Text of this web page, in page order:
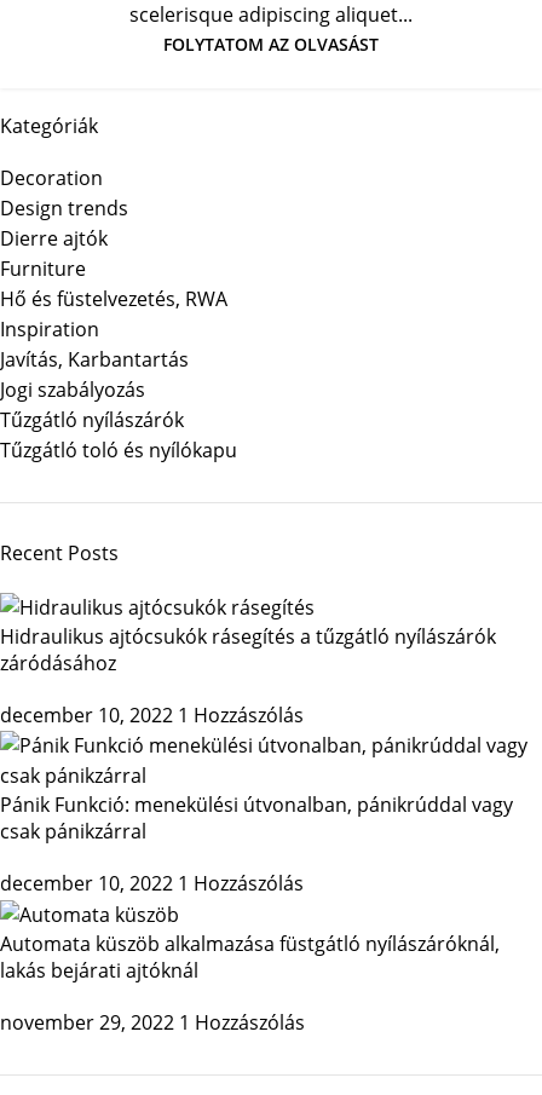
scelerisque adipiscing aliquet...
FOLYTATOM AZ OLVASÁST
Kategóriák
Decoration
Design trends
Dierre ajtók
Furniture
Hő és füstelvezetés, RWA
Inspiration
Javítás, Karbantartás
Jogi szabályozás
Tűzgátló nyílászárók
Tűzgátló toló és nyílókapu
Recent Posts
Hidraulikus ajtócsukók rásegítés a tűzgátló nyílászárók
záródásához
december 10, 2022 1 Hozzászólás
Pánik Funkció: menekülési útvonalban, pánikrúddal vagy
csak pánikzárral
december 10, 2022 1 Hozzászólás
Automata küszöb alkalmazása füstgátló nyílászáróknál,
lakás bejárati ajtóknál
november 29, 2022 1 Hozzászólás